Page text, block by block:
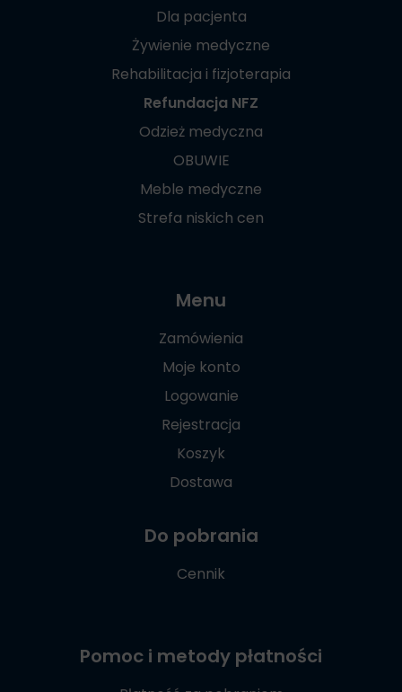
Dla pacjenta
Żywienie medyczne
Rehabilitacja i fizjoterapia
Refundacja NFZ
Odzież medyczna
OBUWIE
Meble medyczne
Strefa niskich cen
Menu
Zamówienia
Moje konto
Logowanie
Rejestracja
Koszyk
Dostawa
Do pobrania
Cennik
Pomoc i metody płatności